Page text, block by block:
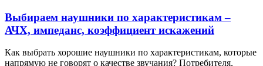
Выбираем наушники по характеристикам –
АЧХ, импеданс, коэффициент искажений
Как выбрать хорошие наушники по характеристикам, которые
напрямую не говорят о качестве звучания? Потребителя,